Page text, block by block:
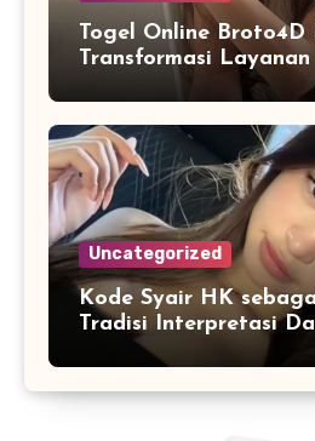
Togel Online Broto4D
Transformasi
Uncategorized
Kode Syair HK
Tradisi Interpretasi